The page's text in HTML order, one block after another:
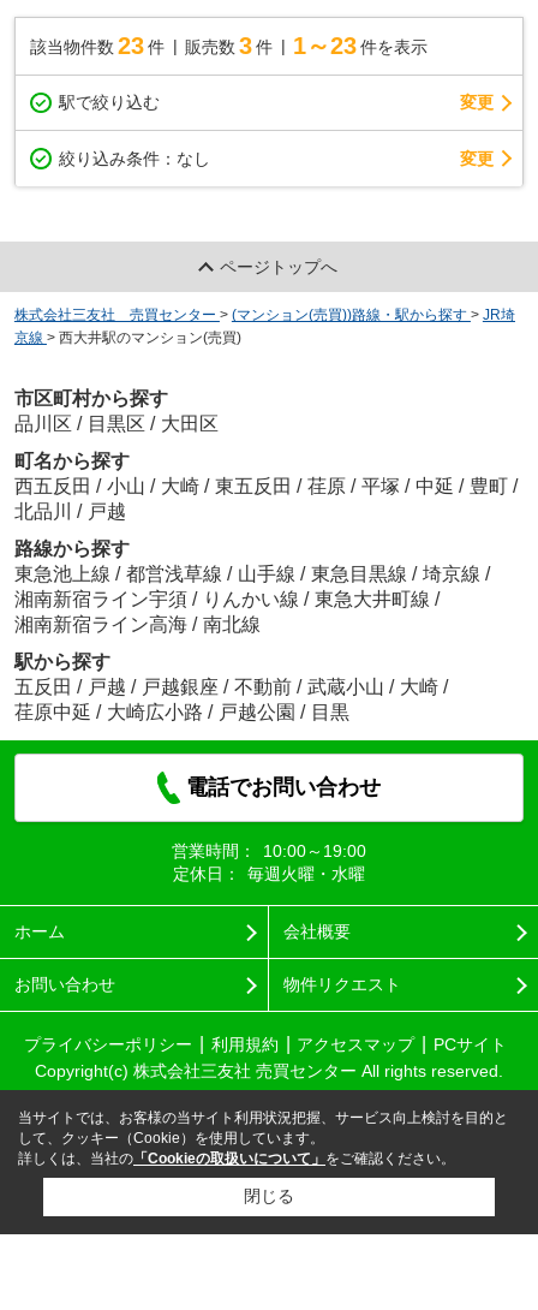
該当物件数 23件 販売数 3 件 1～23 件を表示
駅で絞り込む 変更
絞り込み条件： なし 変更
ページトップへ
株式会社三友社 売買センター > (マンション(売買))路線・駅から探す > JR埼
京線 > 西大井駅のマンション(売買)
市区町村から探す
品川区 / 目黒区 / 大田区
町名から探す
西五反田 / 小山 / 大崎 / 東五反田 / 荏原 / 平塚 / 中延 / 豊町 /
北品川 / 戸越
路線から探す
東急池上線 / 都営浅草線 / 山手線 / 東急目黒線 / 埼京線 /
湘南新宿ライン宇須 / りんかい線 / 東急大井町線 /
湘南新宿ライン高海 / 南北線
駅から探す
五反田 / 戸越 / 戸越銀座 / 不動前 / 武蔵小山 / 大崎 /
荏原中延 / 大崎広小路 / 戸越公園 / 目黒
電話でお問い合わせ
営業時間：
10:00～19:00
定休日：
毎週火曜・水曜
ホーム 会社概要
お問い合わせ 物件リクエスト
プライバシーポリシー 利用規約 アクセスマップ
PCサイト
Copyright(c) 株式会社三友社 売買センター All rights reserved.
当サイトでは、お客様の当サイト利用状況把握、サービス向上検討を目的と
して、クッキー（Cookie）を使用しています。
詳しくは、当社の 「Cookieの取扱いについて」 をご確認ください。
閉じる